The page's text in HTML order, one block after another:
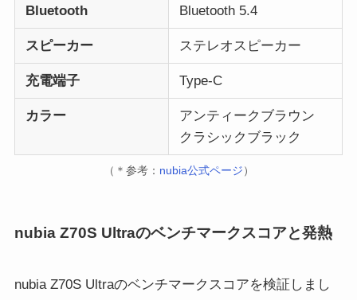
Bluetooth Bluetooth 5.4
スピーカー ステレオスピーカー
充電端子 Type-C
カラー
アンティークブラウン
クラシックブラック
（＊参考： nubia公式ページ ）
nubia Z70S Ultraのベンチマークスコアと発熱
nubia Z70S Ultraのベンチマークスコアを検証しまし